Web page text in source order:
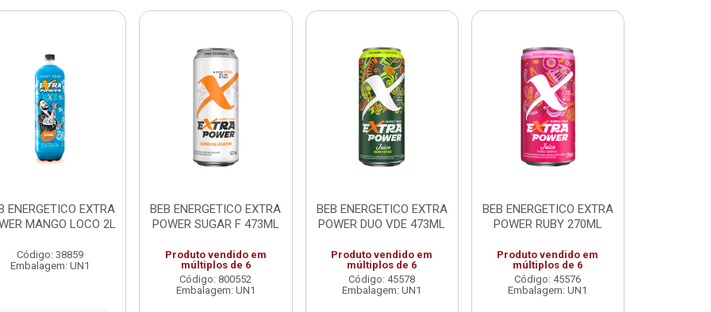
ENERGETICO EXTRA
MANGO LOCO 2L
Código: 38859
Embalagem: UN1
BEB ENERGETICO EXTRA
POWER SUGAR F 473ML
Produto vendido em
múltiplos de 6
Código: 800552
Embalagem: UN1
BEB ENERGETICO EXTRA
POWER DUO VDE 473ML
Produto vendido em
múltiplos de 6
Código: 45578
Embalagem: UN1
BEB ENERGETICO EXTRA
POWER RUBY 270ML
Produto vendido em
múltiplos de 6
Código: 45576
Embalagem: UN1